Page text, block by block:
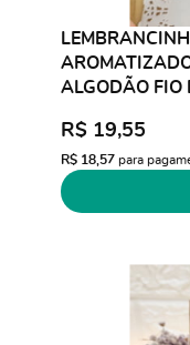
ALGODÃO FIO
R$ 19,55
R$ 18,57 para